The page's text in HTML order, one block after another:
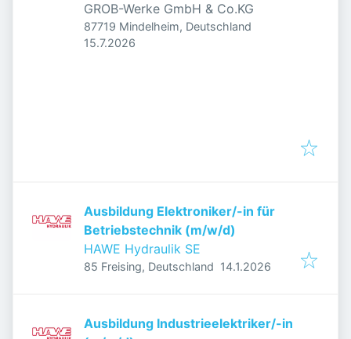
GROB-Werke GmbH & Co.KG
87719 Mindelheim, Deutschland
Veröffentlicht
15.7.2026
Ausbildung Elektroniker/-in für
Betriebstechnik (m/w/d)
HAWE Hydraulik SE
85 Freising, Deutschland Veröffentlicht
14.1.2026
Ausbildung Industrieelektriker/-in